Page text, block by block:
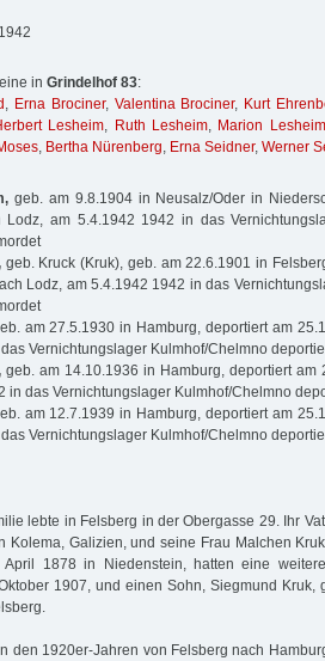
in Grindelhof 83:
, Erna Brociner, Valentina Brociner, Kurt
Lesheim, Ruth Lesheim, Marion Lesheim
, Bertha Nürenberg, Erna Seidner, Werner
geb. am 9.8.1904 in Neusalz/Oder in
Lodz, am 5.4.1942 1942 in das
geb. Kruck (Kruk), geb. am 22.6.1901 in
Lodz, am 5.4.1942 1942 in das
am 27.5.1930 in Hamburg, deportiert am
Vernichtungslager Kulmhof/Chelmno
geb. am 14.10.1936 in Hamburg, deportiert am
in das Vernichtungslager Kulmhof/Chelmno
am 12.7.1939 in Hamburg, deportiert am
Vernichtungslager Kulmhof/Chelmno
lebte in Felsberg in der Obergasse 29. Ihr
Kolema, Galizien, und seine Frau Malchen
1878 in Niedenstein, hatten eine
1907, und einen Sohn, Siegmund Kruk,
den 1920er-Jahren von Felsberg nach